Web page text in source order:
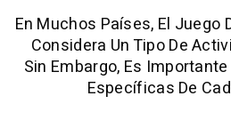
En Muchos
Considera Un
Sin Embargo,